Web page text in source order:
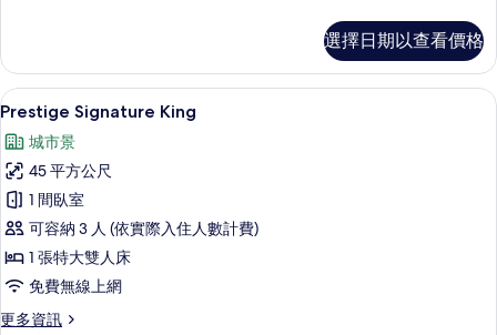
相
片
Twin
with
Onsen
的
詳
情
選擇日期以查看價格
顯
示
Prestige
Signature
King
的
所
有
相
迷你吧、客房內保險箱、書桌、筆電
10
Prestige Signature King
城市景
45 平方公尺
1 間臥室
可容納 3 人 (依實際入住人數計費)
1 張特大雙人床
免費無線上網
更多資訊
更